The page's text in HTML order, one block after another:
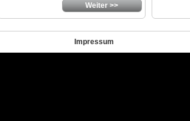
Weiter >>
Impressum